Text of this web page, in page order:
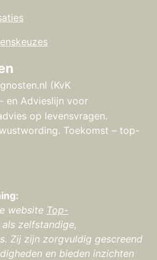
(KvK
en Advieslijn voor
op levensvragen.
Toekomst – top-
website Top-
zelfstandige,
Zij zijn zorgvuldig gescreend
en bieden inzichten